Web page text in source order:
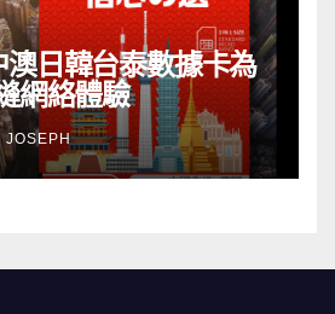
日韓台泰數據卡為
網絡體驗
JOSEPH